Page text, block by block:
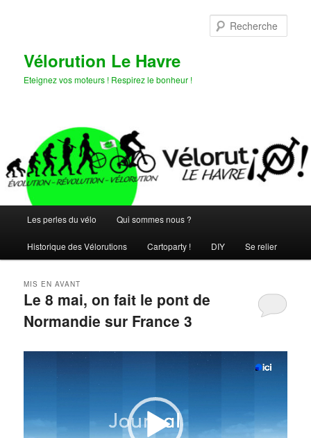
Vélorution Le Havre
Eteignez vos moteurs ! Respirez le bonheur !
principal
Les perles du vélo Qui sommes nous ?
Historique des Vélorutions Cartoparty ! DIY Se relier
Le 8 mai, on fait le pont de
Normandie sur France 3
MIS EN AVANT